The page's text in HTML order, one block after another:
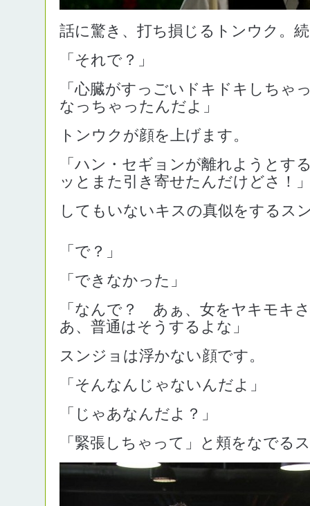
話に驚き、打ち損じるトンウク。
「それで？」
「心臓がすっごいドキドキしちゃ
なっちゃったんだよ」
トンウクが顔を上げます。
「ハン・セギョンが離れようとす
ッとまた引き寄せたんだけどさ！
してもいないキスの真似をするス
「で？」
「できなかった」
「なんで？ あぁ、女をヤキモキ
あ、普通はそうするよな」
スンジョは浮かない顔です。
「そんなんじゃないんだよ」
「じゃあなんだよ？」
「緊張しちゃって」と頬をなでる